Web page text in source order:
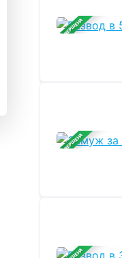
ЗАВЕРШЕНА
ЗАВЕРШЕНА